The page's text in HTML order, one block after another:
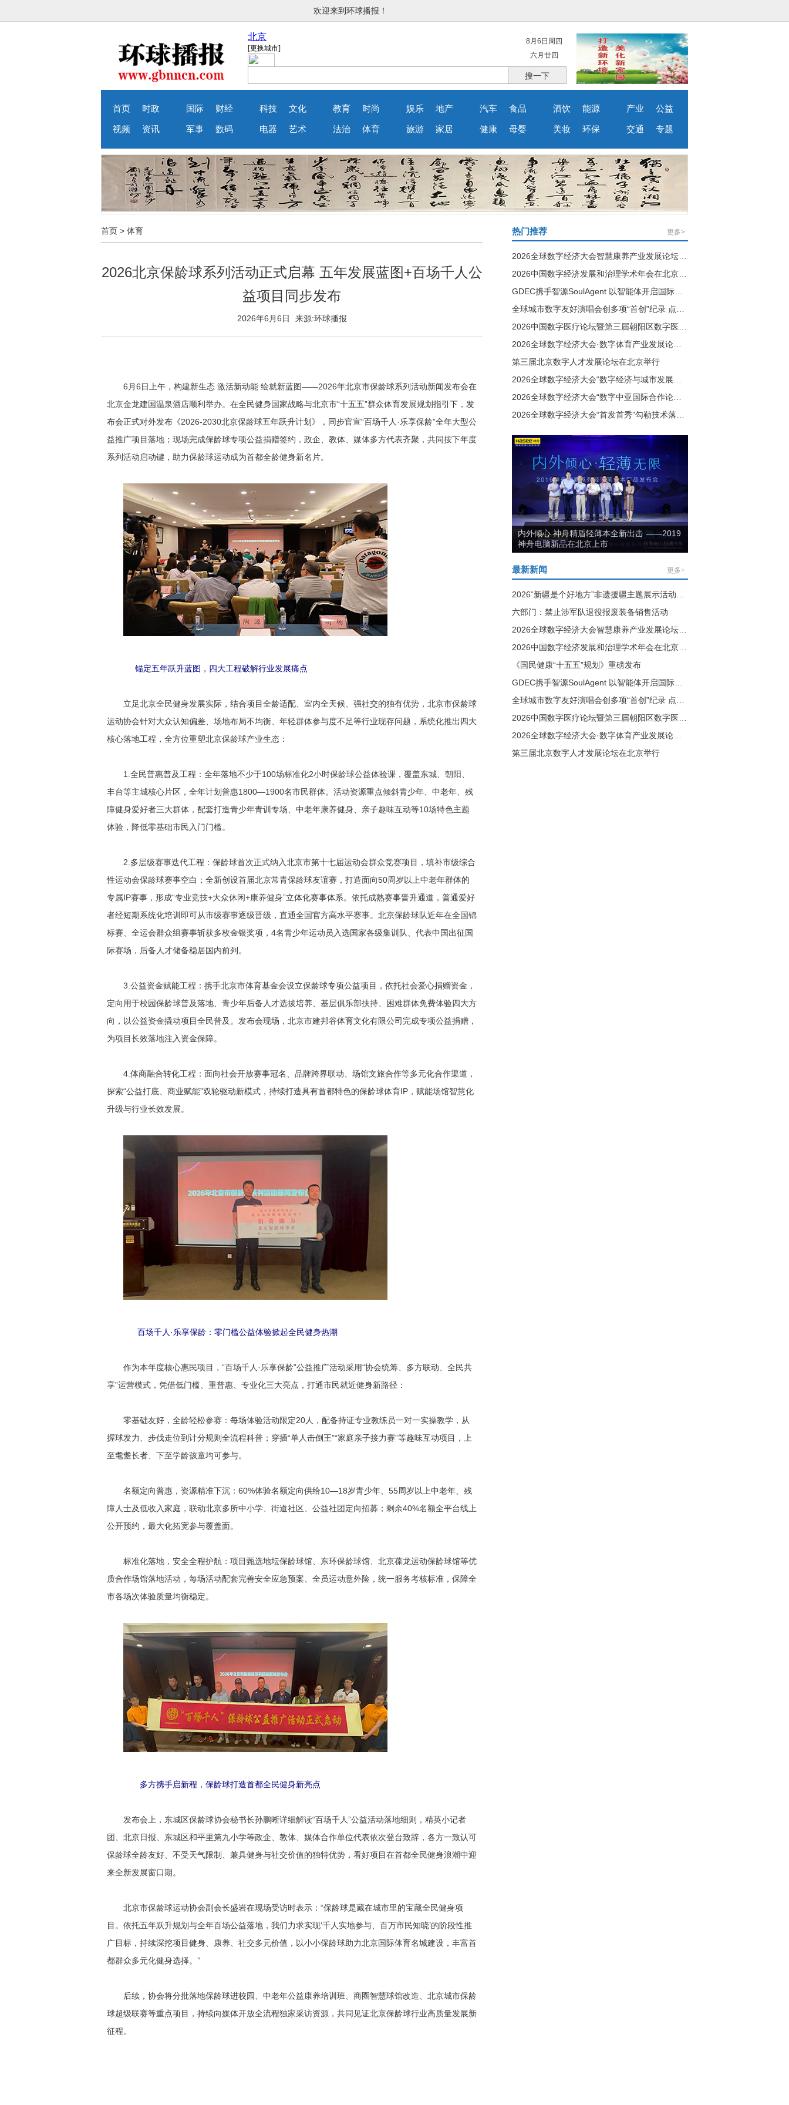
欢迎来到环球播报！
8月6日周四
六月廿四
搜一下
首页 时政
视频 资讯
国际 财经
军事 数码
科技 文化
电器 艺术
教育 时尚
法治 体育
娱乐 地产
旅游 家居
汽车 食品
健康 母婴
酒饮 能源
美妆 环保
产业 公益
交通 专题
首页 > 体育
2026北京保龄球系列活动正式启幕 五年发展蓝图+百场千人公
益项目同步发布
2026年6月6日 来源:环球播报
6月6日上午，构建新生态 激活新动能 绘就新蓝图——2026年北京市保龄球系列活动新闻发布会在
北京金龙建国温泉酒店顺利举办。在全民健身国家战略与北京市“十五五”群众体育发展规划指引下，发
布会正式对外发布《2026-2030北京保龄球五年跃升计划》，同步官宣“百场千人·乐享保龄”全年大型公
益推广项目落地；现场完成保龄球专项公益捐赠签约，政企、教体、媒体多方代表齐聚，共同按下年度
系列活动启动键，助力保龄球运动成为首都全龄健身新名片。
锚定五年跃升蓝图，四大工程破解行业发展痛点
立足北京全民健身发展实际，结合项目全龄适配、室内全天候、强社交的独有优势，北京市保龄球
运动协会针对大众认知偏差、场地布局不均衡、年轻群体参与度不足等行业现存问题，系统化推出四大
核心落地工程，全方位重塑北京保龄球产业生态：
1.全民普惠普及工程：全年落地不少于100场标准化2小时保龄球公益体验课，覆盖东城、朝阳、
丰台等主城核心片区，全年计划普惠1800—1900名市民群体。活动资源重点倾斜青少年、中老年、残
障健身爱好者三大群体，配套打造青少年青训专场、中老年康养健身、亲子趣味互动等10场特色主题
体验，降低零基础市民入门门槛。
2.多层级赛事迭代工程：保龄球首次正式纳入北京市第十七届运动会群众竞赛项目，填补市级综合
性运动会保龄球赛事空白；全新创设首届北京常青保龄球友谊赛，打造面向50周岁以上中老年群体的
专属IP赛事，形成“专业竞技+大众休闲+康养健身”立体化赛事体系。依托成熟赛事晋升通道，普通爱好
者经短期系统化培训即可从市级赛事逐级晋级，直通全国官方高水平赛事。北京保龄球队近年在全国锦
标赛、全运会群众组赛事斩获多枚金银奖项，4名青少年运动员入选国家各级集训队、代表中国出征国
际赛场，后备人才储备稳居国内前列。
3.公益资金赋能工程：携手北京市体育基金会设立保龄球专项公益项目，依托社会爱心捐赠资金，
定向用于校园保龄球普及落地、青少年后备人才选拔培养、基层俱乐部扶持、困难群体免费体验四大方
向，以公益资金撬动项目全民普及。发布会现场，北京市建邦谷体育文化有限公司完成专项公益捐赠，
为项目长效落地注入资金保障。
4.体商融合转化工程：面向社会开放赛事冠名、品牌跨界联动、场馆文旅合作等多元化合作渠道，
探索“公益打底、商业赋能”双轮驱动新模式，持续打造具有首都特色的保龄球体育IP，赋能场馆智慧化
升级与行业长效发展。
百场千人·乐享保龄：零门槛公益体验掀起全民健身热潮
作为本年度核心惠民项目，“百场千人·乐享保龄”公益推广活动采用“协会统筹、多方联动、全民共
享”运营模式，凭借低门槛、重普惠、专业化三大亮点，打通市民就近健身新路径：
零基础友好，全龄轻松参赛：每场体验活动限定20人，配备持证专业教练员一对一实操教学，从
握球发力、步伐走位到计分规则全流程科普；穿插“单人击倒王”“家庭亲子接力赛”等趣味互动项目，上
至耄耋长者、下至学龄孩童均可参与。
名额定向普惠，资源精准下沉：60%体验名额定向供给10—18岁青少年、55周岁以上中老年、残
障人士及低收入家庭，联动北京多所中小学、街道社区、公益社团定向招募；剩余40%名额全平台线上
公开预约，最大化拓宽参与覆盖面。
标准化落地，安全全程护航：项目甄选地坛保龄球馆、东环保龄球馆、北京葆龙运动保龄球馆等优
质合作场馆落地活动，每场活动配套完善安全应急预案、全员运动意外险，统一服务考核标准，保障全
市各场次体验质量均衡稳定。
多方携手启新程，保龄球打造首都全民健身新亮点
发布会上，东城区保龄球协会秘书长孙鹏晰详细解读“百场千人”公益活动落地细则，精英小记者
团、北京日报、东城区和平里第九小学等政企、教体、媒体合作单位代表依次登台致辞，各方一致认可
保龄球全龄友好、不受天气限制、兼具健身与社交价值的独特优势，看好项目在首都全民健身浪潮中迎
来全新发展窗口期。
北京市保龄球运动协会副会长盛岩在现场受访时表示：“保龄球是藏在城市里的宝藏全民健身项
目。依托五年跃升规划与全年百场公益落地，我们力求实现‘千人实地参与、百万市民知晓’的阶段性推
广目标，持续深挖项目健身、康养、社交多元价值，以小小保龄球助力北京国际体育名城建设，丰富首
都群众多元化健身选择。”
后续，协会将分批落地保龄球进校园、中老年公益康养培训班、商圈智慧球馆改造、北京城市保龄
球超级联赛等重点项目，持续向媒体开放全流程独家采访资源，共同见证北京保龄球行业高质量发展新
征程。
热门推荐 更多>
第三届北京数字人才发展论坛在北京举行
融合创新·驱动未来 2019千锋教研院“C-
Plus”战略发布
最新新闻 更多>
六部门：禁止涉军队退役报废装备销售活动
《国民健康“十五五”规划》重磅发布
第三届北京数字人才发展论坛在北京举行